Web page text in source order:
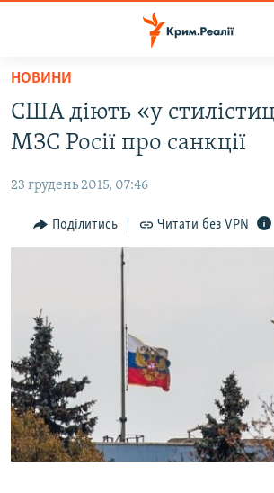
Перейти
основного
матеріалу
до
навігації
Перейти
ВОДА.КРИМ
ПОЛІТИКА
БЛОГИ
ВСЕ ЗА ДЕНЬ
СПЕЦПРОЕКТИ
ДЕПОРТАЦІЯ
ВІДЕОУРОКИ «ELIFBE»
СВІДЧЕННЯ ОКУПАЦІЇ
ЯК ОБІЙТИ БЛОКУВАННЯ
Русский
Qırımtatar
НОВИНИ
США діють «у
МЗС Росії про санкції
23 грудень 2015, 07:46
Поділитись Читати без VPN